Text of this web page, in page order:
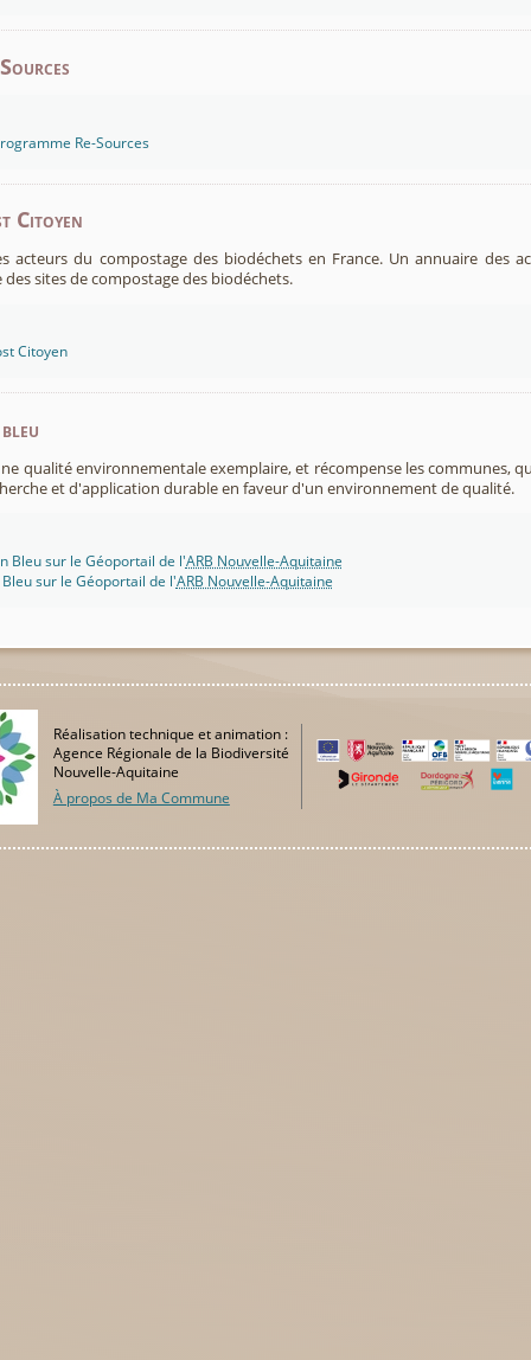
Re-Sources
Citoyen
acteurs du compostage des biodéchets en France. Un annuaire des
sites de compostage des biodéchets.
Citoyen
qualité environnementale exemplaire, et récompense les communes,
et d'application durable en faveur d'un environnement de qualité.
Bleu sur le Géoportail de l'ARB Nouvelle-Aquitaine
sur le Géoportail de l'ARB Nouvelle-Aquitaine
Réalisation technique et animation :
Agence Régionale de la Biodiversité
Nouvelle-Aquitaine
À propos de Ma Commune